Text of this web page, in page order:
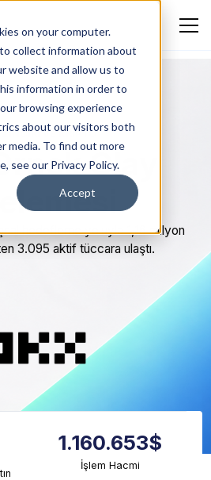
on your computer.
collect information about
website and allow us to
information in order to
browsing experience
about our visitors both
media. To find out more
see our Privacy Policy.
Accept
VE KRIPTO
Olay
hedefleme yoluyla 1,16 milyon
3.095 aktif tüccara ulaştı.
1.160.653$
İşlem Hacmi